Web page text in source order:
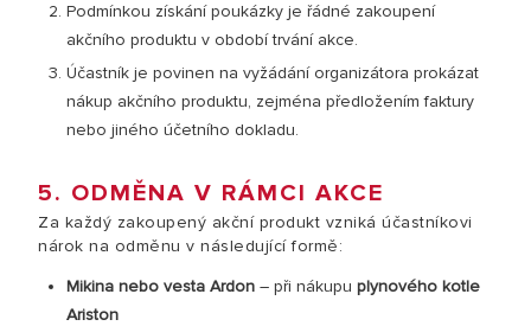
Podmínkou získání poukázky je řádné zakoupení
akčního produktu v období trvání akce.
Účastník je povinen na vyžádání organizátora prokázat
nákup akčního produktu, zejména předložením faktury
nebo jiného účetního dokladu.
5. ODMĚNA V RÁMCI AKCE
Za každý zakoupený akční produkt vzniká účastníkovi
nárok na odměnu v následující formě:
Mikina nebo vesta Ardon – při nákupu plynového kotle
Ariston